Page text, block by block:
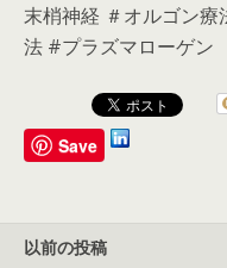
末梢神経 ＃オルゴン
法 #プラズマローゲン
Save
以前の投稿